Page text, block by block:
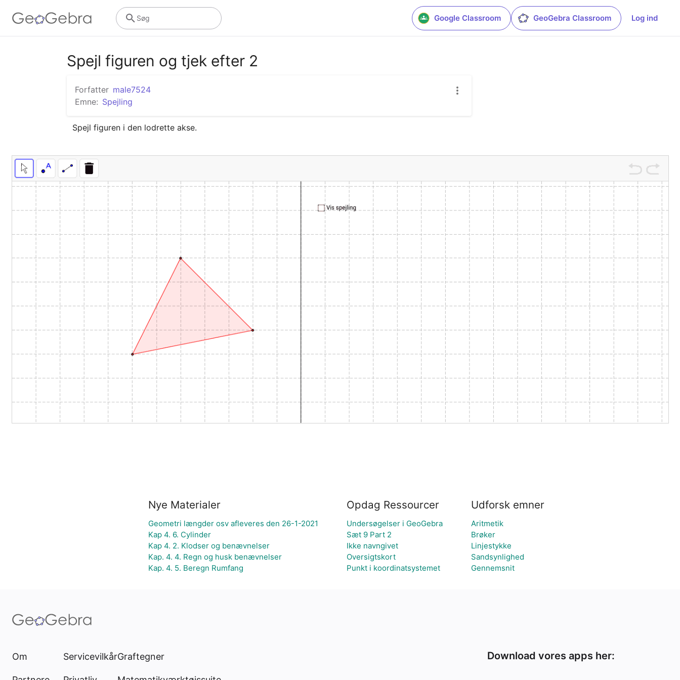
Google Classroom GeoGebra Classroom Log ind
Søg
Spejl figuren og tjek efter 2
Forfatter male7524
Emne: Spejling
Spejl figuren i den lodrette akse.
Nye Materialer
Geometri længder osv afleveres den 26-1-2021
Kap 4. 6. Cylinder
Kap 4. 2. Klodser og benævnelser
Kap. 4. 4. Regn og husk benævnelser
Kap. 4. 5. Beregn Rumfang
Opdag Ressourcer
Undersøgelser i GeoGebra
Sæt 9 Part 2
Ikke navngivet
Oversigtskort
Punkt i koordinatsystemet
Udforsk emner
Aritmetik
Brøker
Linjestykke
Sandsynlighed
Gennemsnit
Om ServicevilkårGraftegner Download vores apps her: